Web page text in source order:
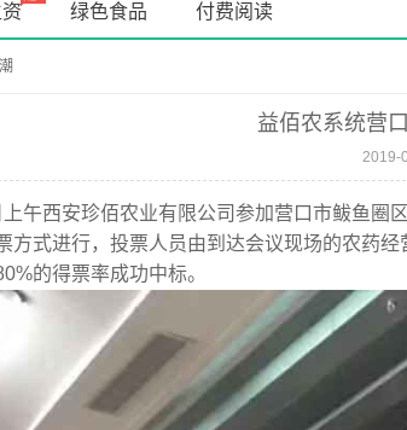
绿色食品 付费阅读
益佰农系统营
2019-
上午西安珍佰农业有限公司参加营口市鲅鱼圈
方式进行，投票人员由到达会议现场的农药经
的得票率成功中标。